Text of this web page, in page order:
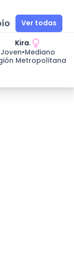
Ver todas
Kira.
Joven•Mediano
Metropolitana